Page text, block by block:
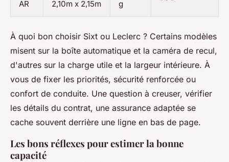
AR
2,10m x 2,15m
g
À quoi bon choisir Sixt ou Leclerc ? Certains modèles
misent sur la boîte automatique et la caméra de recul,
d'autres sur la charge utile et la largeur intérieure. À
vous de fixer les priorités, sécurité renforcée ou
confort de conduite. Une question à creuser, vérifier
les détails du contrat, une assurance adaptée se
cache souvent derrière une ligne en bas de page.
Les bons réflexes pour estimer la bonne
capacité